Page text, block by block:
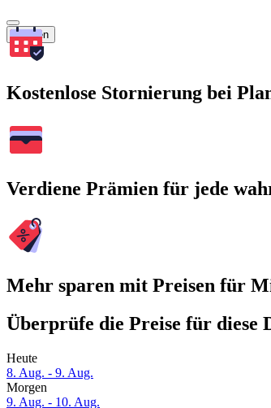
Suchen
Kostenlose Stornierung bei
Verdiene Prämien für jede
Mehr sparen mit Preisen für
Überprüfe die Preise für diese
Heute
8. Aug. - 9. Aug.
Morgen
9. Aug. - 10. Aug.